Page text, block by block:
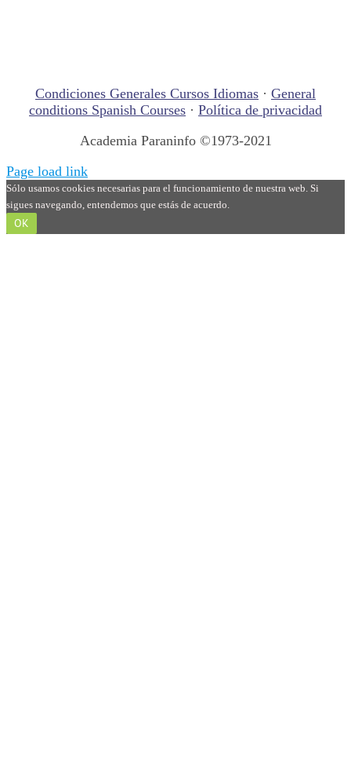
Condiciones Generales Cursos Idiomas · General
conditions Spanish Courses · Política de privacidad
Academia Paraninfo ©1973-2021
Page load link
Sólo usamos cookies necesarias para el funcionamiento de nuestra web. Si
sigues navegando, entendemos que estás de acuerdo.
OK